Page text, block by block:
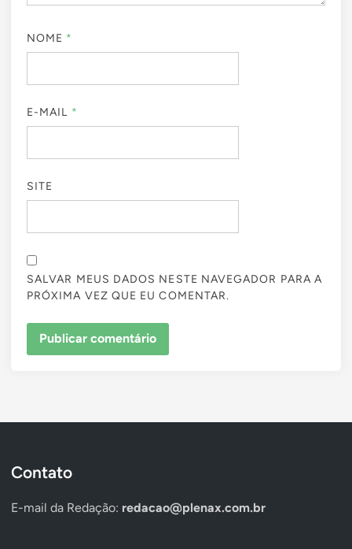
NOME *
E-MAIL *
SITE
SALVAR MEUS DADOS NESTE NAVEGADOR PARA A
PRÓXIMA VEZ QUE EU COMENTAR.
Contato
E-mail da Redação: redacao@plenax.com.br